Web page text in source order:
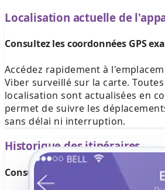
Localisation actuelle de
Consultez les coordonnées GPS
Accédez rapidement à
Viber surveillé sur la carte.
localisation sont actualisées en
permet de suivre les
sans délai ni interruption.
Historique des itinéraires
Consultez les itinéraires des